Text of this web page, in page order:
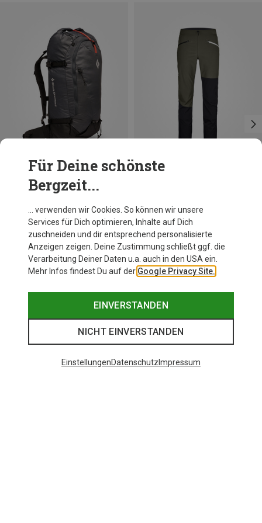
Du sparst 14%
Für Deine schönste
Bergzeit...
… verwenden wir Cookies. So können wir unsere
Services für Dich optimieren, Inhalte auf Dich
zuschneiden und dir entsprechend personalisierte
Anzeigen zeigen. Deine Zustimmung schließt ggf. die
Verarbeitung Deiner Daten u.a. auch in den USA ein.
Mehr Infos findest Du auf der Google Privacy Site.
EINVERSTANDEN
NICHT EINVERSTANDEN
EinstellungenDatenschutz Impressum